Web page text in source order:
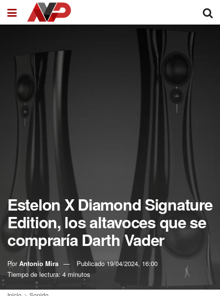
Estelon X Diamond Signature
Edition, los altavoces que se
compraría Darth Vader
Por Antonio Mira Publicado19/04/2024, 16:00
Tiempo de lectura: 4 minutos